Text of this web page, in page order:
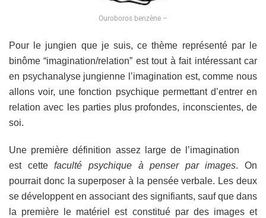
Ouroboros benzène –
Pour le jungien que je suis, ce thème représenté par le
binôme “imagination/relation” est tout à fait intéressant car
en psychanalyse jungienne l’imagination est, comme nous
allons voir, une fonction psychique permettant d’entrer en
relation avec les parties plus profondes, inconscientes, de
soi.
Une première définition assez large de l’imagination
est cettefaculté psychique à penser par images. On
pourrait donc la superposer à la pensée verbale. Les deux
se développent en associant des signifiants, sauf que dans
la première le matériel est constitué par des images et